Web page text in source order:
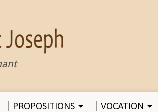
PROPOSITIONS VOCATION